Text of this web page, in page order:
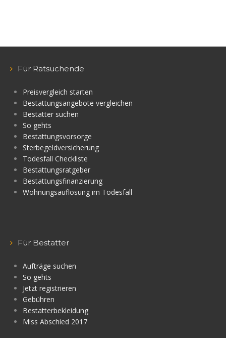
Für Ratsuchende
Preisvergleich starten
Bestattungsangebote vergleichen
Bestatter suchen
So gehts
Bestattungsvorsorge
Sterbegeldversicherung
Todesfall Checkliste
Bestattungsratgeber
Bestattungsfinanzierung
Wohnungsauflösung im Todesfall
Für Bestatter
Aufträge suchen
So gehts
Jetzt registrieren
Gebühren
Bestatterbekleidung
Miss Abschied 2017